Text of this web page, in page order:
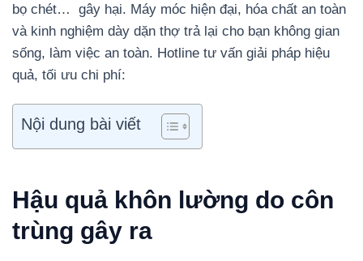
bọ chét… gây hại. Máy móc hiện đại, hóa chất an toàn
và kinh nghiệm dày dặn thợ trả lại cho bạn không gian
sống, làm việc an toàn. Hotline tư vấn giải pháp hiệu
quả, tối ưu chi phí:
Nội dung bài viết
Hậu quả khôn lường do côn
trùng gây ra